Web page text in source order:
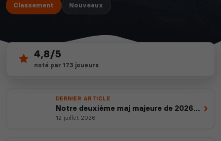
Classement Nouveaux
111
serveurs actifs
depuis 2012
4,8/5
noté par 173 joueurs
DERNIER ARTICLE
Notre deuxième maj majeure de 2026
est en ligne
12 juillet 2026
›